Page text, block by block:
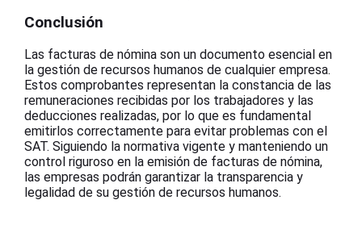
Conclusión
Las facturas de nómina son un documento esencial en
la gestión de recursos humanos de cualquier empresa.
Estos comprobantes representan la constancia de las
remuneraciones recibidas por los trabajadores y las
deducciones realizadas, por lo que es fundamental
emitirlos correctamente para evitar problemas con el
SAT. Siguiendo la normativa vigente y manteniendo un
control riguroso en la emisión de facturas de nómina,
las empresas podrán garantizar la transparencia y
legalidad de su gestión de recursos humanos.